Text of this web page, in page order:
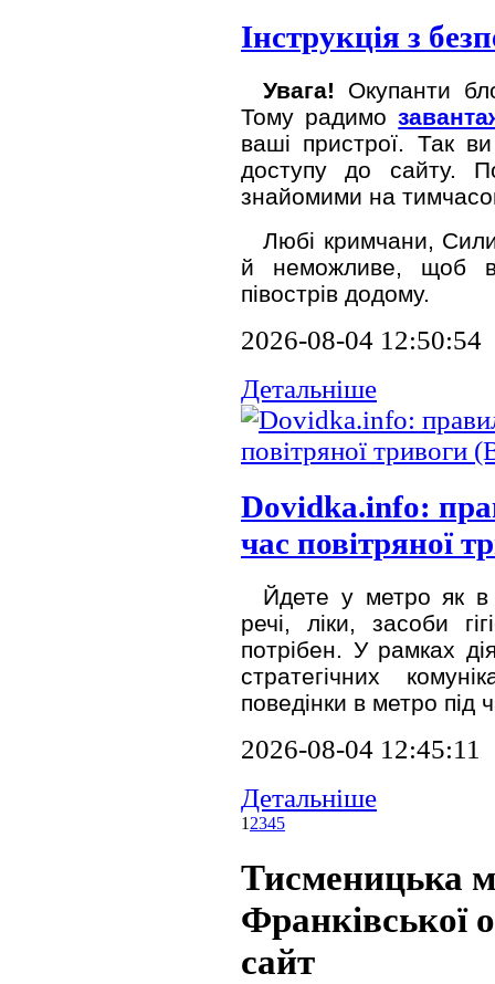
Інструкція з
Увага! Окупанти
Тому радимо
ваші пристрої. Так
доступу до сайту.
знайомими на
Любі кримчани,
й неможливе, щоб
півострів додому.
2026-08-04 12:50:54
Детальніше
Dovidka.info:
час повітряної
Йдете у метро як в
речі, ліки, засоби
потрібен. У рамках
стратегічних
поведінки в метро під
2026-08-04 12:45:11
Детальніше
1 2345
Тисменицька
Франківської
сайт